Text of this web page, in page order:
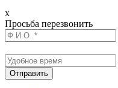
x
Просьба перезвонить